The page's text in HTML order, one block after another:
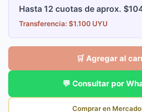
Hasta 12 cuotas de aprox.
Transferencia: $1.100 UYU
🛒 Agregar al
💬 Consultar por
Comprar en